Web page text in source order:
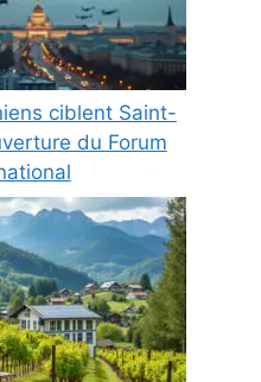
ciblent Saint-
du Forum